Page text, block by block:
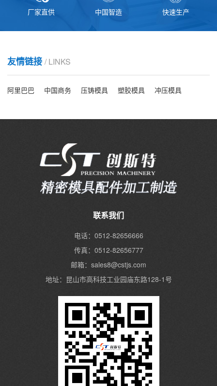
厂家直供 中国智造 快速生产
友情链接 / LINKS
阿里巴巴 中国商务 压铸模具 塑胶模具 冲压模具
联系我们
电话：0512-82656666
传真：0512-82656777
邮箱：sales8@cstjs.com
地址：昆山市高科技工业园庙东路128-1号